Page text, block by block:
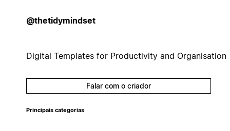
@thetidymindset
Digital Templates for Productivity and Organisation
Falar com o criador
Principais categorias